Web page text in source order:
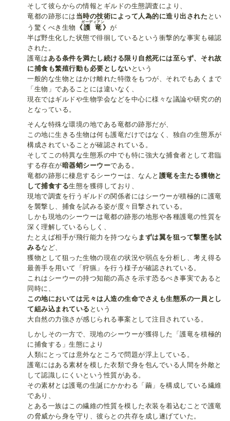
そして彼らからの情報とギルドの生態調査により、
竜都の跡形には 当時の技術によって人為的に造り出された とい
う驚くべき生物 《護竜
ガーディアン
》 が
半ば野生化した状態で徘徊しているという衝撃的な事実も確認
された。
護竜はある条件を満たし続ける限り自然死には至らず、それ故
に捕食も繁殖行動も必要としない という
一般的な生物とはかけ離れた特徴をもつが、それでもあくまで
「生物」であることには違いなく、
現在ではギルドや生物学会などを中心に様々な議論や研究の的
となっている。
そんな特殊な環境の地である竜都の跡形だが、
この地に生きる生物は何も護竜だけではなく、独自の生態系が
構成されていることが確認されている。
そしてこの特異な生態系の中でも特に強大な捕食者として君臨
する存在が暗器蛸シーウーである。
竜都の跡形に棲息するシーウーは、なんと 護竜を主たる獲物と
して捕食する生態を獲得しており、
現地で調査を行うギルドの関係者にはシーウーが積極的に護竜
を襲撃し、捕食を試みる姿が度々目撃されている。
しかも現地のシーウーは竜都の跡形の地形や各種護竜の性質を
深く理解しているらしく、
たとえば相手が飛行能力を持つなら まずは翼を狙って撃墜を試
みるなど、
獲物として狙った生物の現在の状況や弱点を分析し、考え得る
最善手を用いて「狩猟」を行う様子が確認されている。
これはシーウーの持つ知能の高さを示す恐るべき事実であると
同時に、
この地においては元々は人造の生命でさえも生態系の一員とし
て組み込まれている という
大自然の力強さが感じられる事案として注目されている。
しかしその一方で、現地のシーウーが獲得した「護竜を積極的
に捕食する」生態により
人類にとっては意外なところで問題が浮上している。
護竜にはある素材を模した衣類で身を包んでいる人間を外敵と
して認識しにくいという性質がある。
その素材とは護竜の生誕にかかわる「繭」を構成している繊維
であり、
とある一族はこの繊維の性質を模した衣装を着込むことで護竜
の脅威から身を守り、彼らとの共存を成し遂げていた。